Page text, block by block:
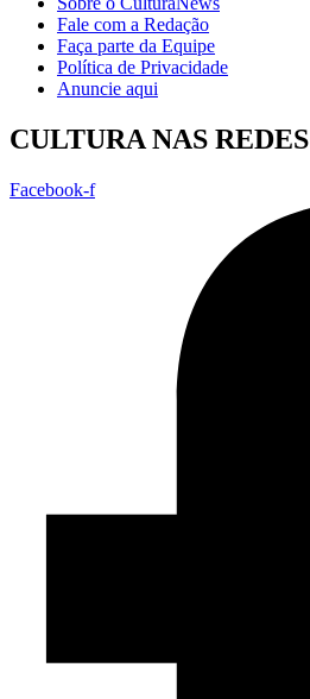
Fale com a Redação
Faça parte da Equipe
Política de Privacidade
Anuncie aqui
CULTURA NAS REDES
Facebook-f